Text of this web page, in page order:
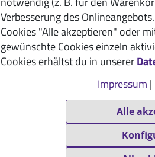
Verbesserung des
Cookies "Alle akzeptieren" oder
gewünschte Cookies einzeln
Cookies erhältst du in unserer
Impressum |
Alle
Regeneration Mineraldrink-